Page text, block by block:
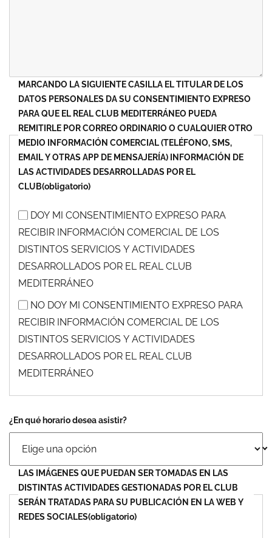
MARCANDO LA SIGUIENTE CASILLA EL TITULAR DE LOS
DATOS PERSONALES DA SU CONSENTIMIENTO EXPRESO
PARA QUE EL REAL CLUB MEDITERRÁNEO PUEDA
REMITIRLE POR CORREO ORDINARIO O CUALQUIER OTRO
MEDIO INFORMACIÓN COMERCIAL (TELÉFONO, SMS,
EMAIL Y OTRAS APP DE MENSAJERÍA) INFORMACIÓN DE
LAS ACTIVIDADES DESARROLLADAS POR EL
CLUB(obligatorio)
DOY MI CONSENTIMIENTO EXPRESO PARA
RECIBIR INFORMACIÓN COMERCIAL DE LOS
DISTINTOS SERVICIOS Y ACTIVIDADES
DESARROLLADOS POR EL REAL CLUB
MEDITERRÁNEO
NO DOY MI CONSENTIMIENTO EXPRESO PARA
RECIBIR INFORMACIÓN COMERCIAL DE LOS
DISTINTOS SERVICIOS Y ACTIVIDADES
DESARROLLADOS POR EL REAL CLUB
MEDITERRÁNEO
¿En qué horario desea asistir?
LAS IMÁGENES QUE PUEDAN SER TOMADAS EN LAS
DISTINTAS ACTIVIDADES GESTIONADAS POR EL CLUB
SERÁN TRATADAS PARA SU PUBLICACIÓN EN LA WEB Y
REDES SOCIALES(obligatorio)